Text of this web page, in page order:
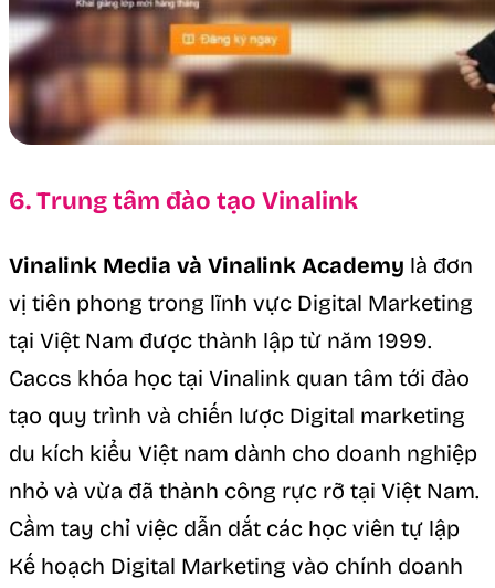
6. Trung tâm đào tạo Vinalink
Vinalink Media và Vinalink Academy là đơn
vị tiên phong trong lĩnh vực Digital Marketing
tại Việt Nam được thành lập từ năm 1999.
Caccs khóa học tại Vinalink quan tâm tới đào
tạo quy trình và chiến lược Digital marketing
du kích kiểu Việt nam dành cho doanh nghiệp
nhỏ và vừa đã thành công rực rỡ tại Việt Nam.
Cầm tay chỉ việc dẫn dắt các học viên tự lập
Kế hoạch Digital Marketing vào chính doanh